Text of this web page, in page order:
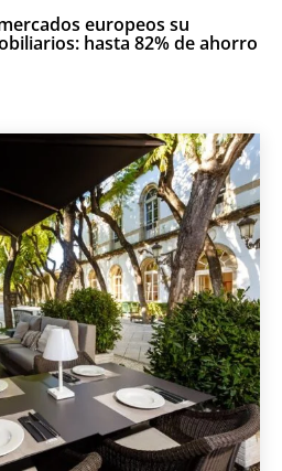
europeos su
hasta 82% de ahorro